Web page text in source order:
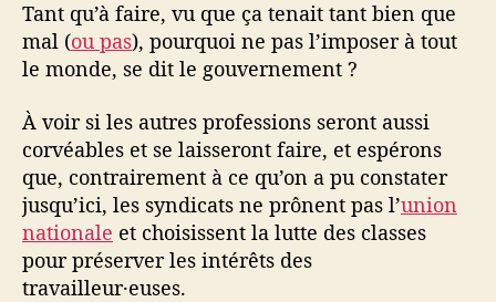
Tant qu’à faire, vu que ça tenait tant bien que
mal (ou pas), pourquoi ne pas l’imposer à tout
le monde, se dit le gouvernement ?
À voir si les autres professions seront aussi
corvéables et se laisseront faire, et espérons
que, contrairement à ce qu’on a pu constater
jusqu’ici, les syndicats ne prônent pas l’union
nationale et choisissent la lutte des classes
pour préserver les intérêts des
travailleur·euses.